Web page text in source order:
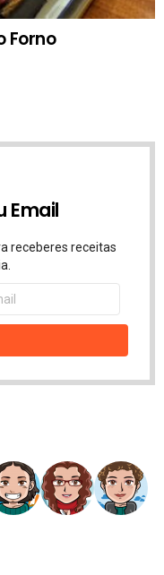
Forno
Email
receberes receitas